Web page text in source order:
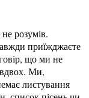
розумів.
приїжджаєте
що ми не
Ми,
листування